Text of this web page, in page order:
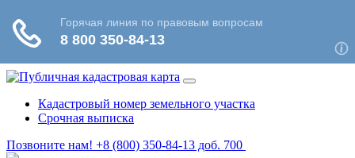
Кадастровый номер земельного участка
Срочная выписка
Позвоните нам! +8 (800) 350-84-13 доб. 700